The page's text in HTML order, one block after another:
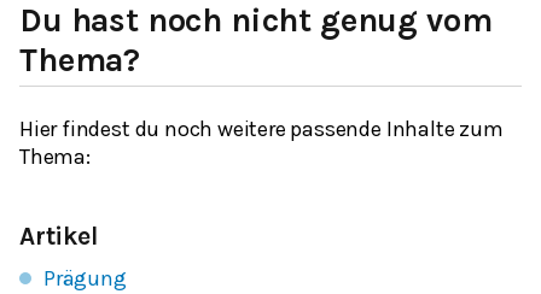
Du hast noch nicht genug vom
Thema?
Hier findest du noch weitere passende Inhalte zum
Thema:
Artikel
Prägung